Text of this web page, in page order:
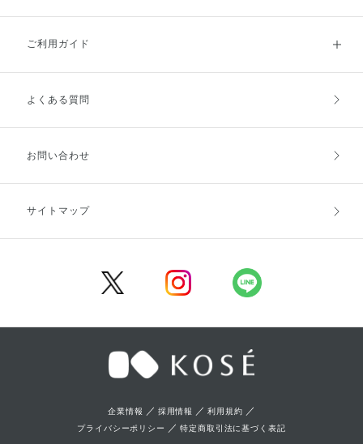
ご利用ガイド
ご利用ガイドトップ
お支払方法
キャンセル・返品・交換
よくある質問
お問い合わせ
サイトマップ
企業情報 ／ 採用情報 ／利用規約 ／
プライバシーポリシー ／特定商取引法に基づく表記